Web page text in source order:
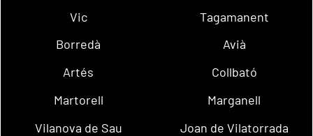
Vic
Tagamanent
Borredà
Avià
Artés
Collbató
Martorell
Marganell
Vilanova de Sau
Joan de Vilatorrada